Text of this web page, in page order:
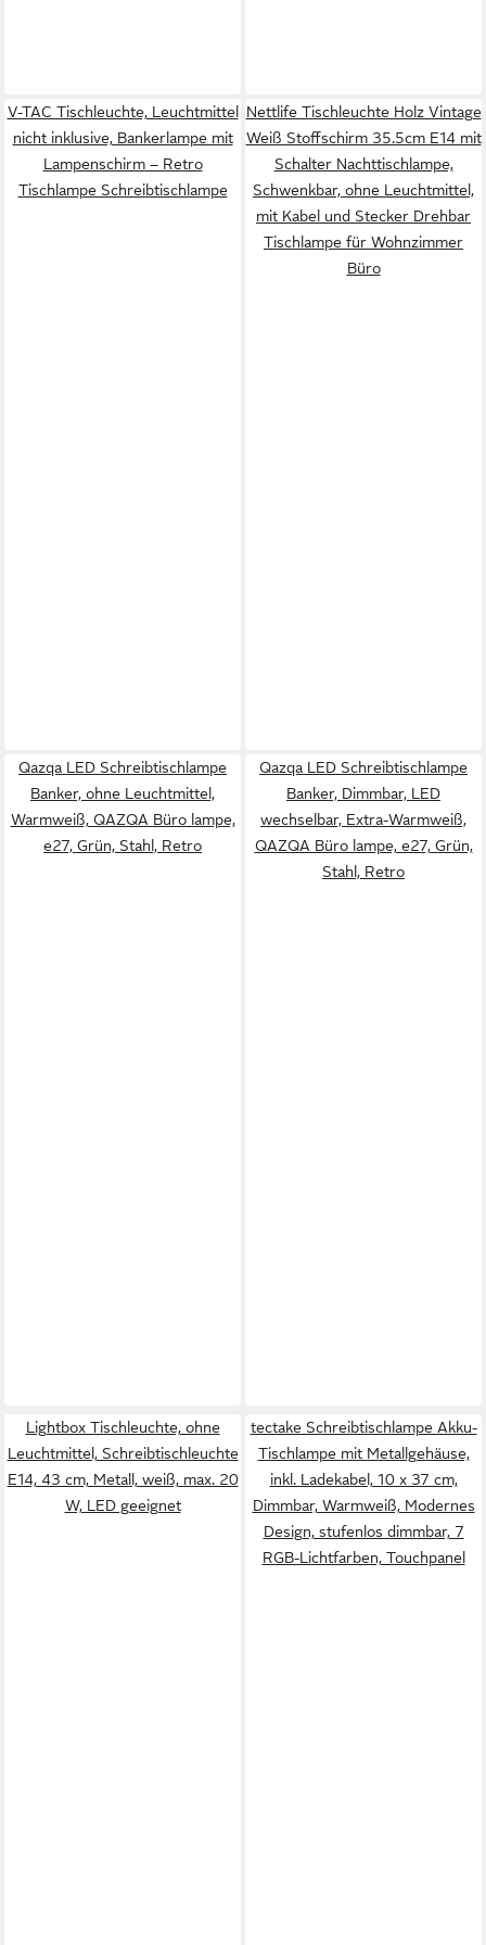
V-TAC Tischleuchte, Leuchtmittel
nicht inklusive, Bankerlampe mit
Lampenschirm – Retro
Tischlampe Schreibtischlampe
Nettlife Tischleuchte Holz Vintage
Weiß Stoffschirm 35.5cm E14 mit
Schalter Nachttischlampe,
Schwenkbar, ohne Leuchtmittel,
mit Kabel und Stecker Drehbar
Tischlampe für Wohnzimmer
Büro
Qazqa LED Schreibtischlampe
Banker, ohne Leuchtmittel,
Warmweiß, QAZQA Büro lampe,
e27, Grün, Stahl, Retro
Qazqa LED Schreibtischlampe
Banker, Dimmbar, LED
wechselbar, Extra-Warmweiß,
QAZQA Büro lampe, e27, Grün,
Stahl, Retro
Lightbox Tischleuchte, ohne
Leuchtmittel, Schreibtischleuchte
E14, 43 cm, Metall, weiß, max. 20
W, LED geeignet
tectake Schreibtischlampe Akku-
Tischlampe mit Metallgehäuse,
inkl. Ladekabel, 10 x 37 cm,
Dimmbar, Warmweiß, Modernes
Design, stufenlos dimmbar, 7
RGB-Lichtfarben, Touchpanel